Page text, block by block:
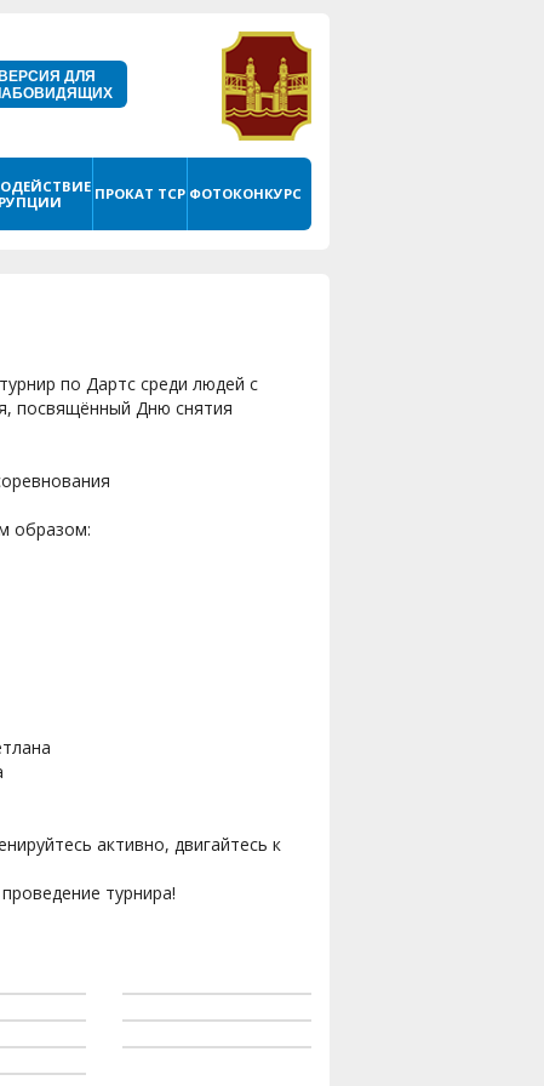
ДЛЯ
ПРОКАТ ТСР ФОТОКОНКУРС
по Дартс среди людей с
посвящённый Дню снятия
образом:
активно, двигайтесь к
турнира!